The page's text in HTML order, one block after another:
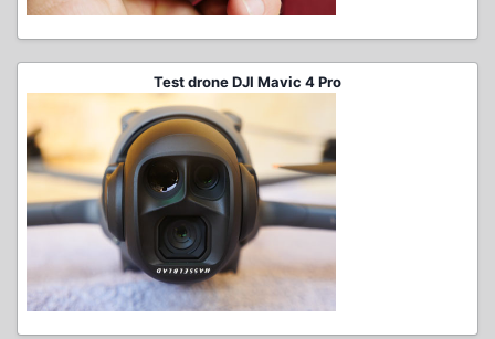
Test drone DJI Mavic 4 Pro